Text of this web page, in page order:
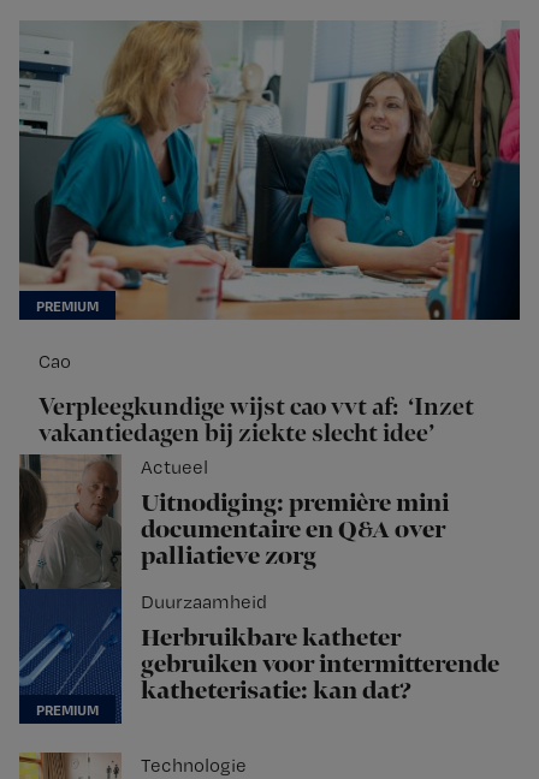
Cao
Verpleegkundige wijst cao vvt af: ‘Inzet
vakantiedagen bij ziekte slecht idee’
Actueel
Uitnodiging: première mini
documentaire en Q&A over
palliatieve zorg
Duurzaamheid
Herbruikbare katheter
gebruiken voor intermitterende
katheterisatie: kan dat?
Technologie